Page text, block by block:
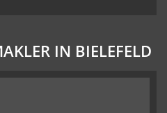
IN BIELEFELD